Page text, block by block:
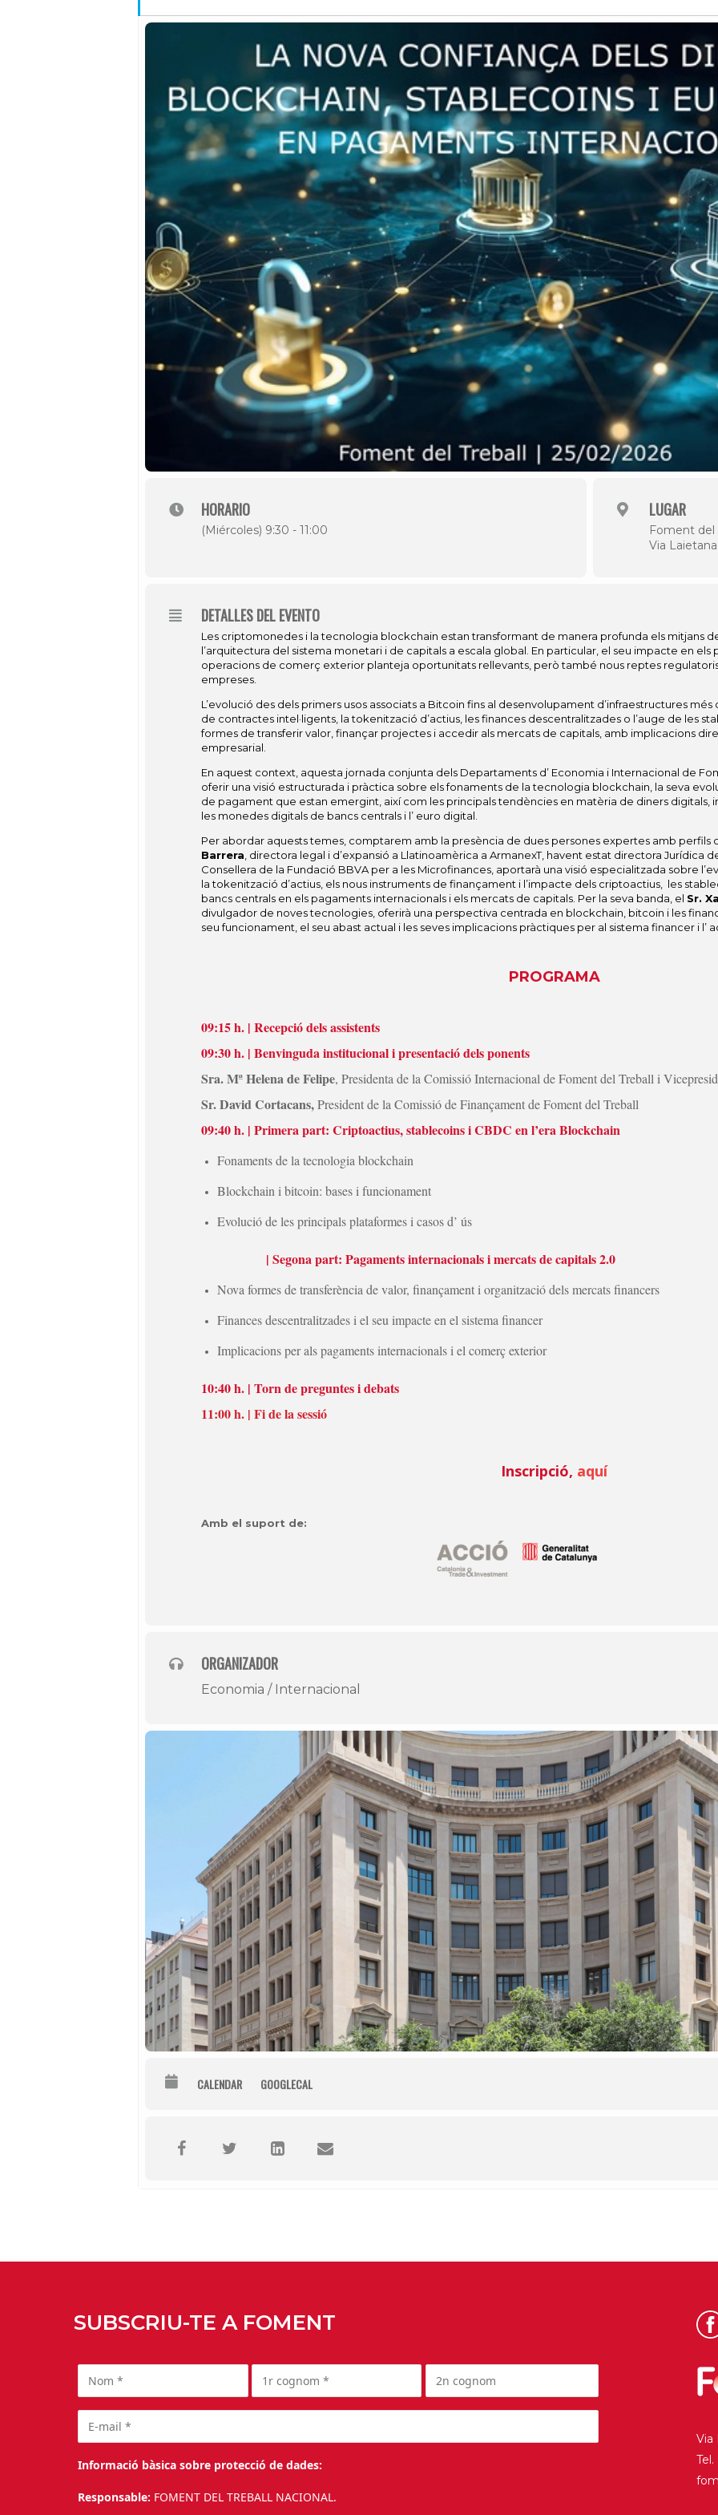
Història
Galeria de Presidents
Biblioteca Arxiu
Seu Social
HORARIO
(Miércoles) 9:30 - 11:00
LUGAR
Foment del
Via
DETALLES DEL EVENTO
Les criptomonedes i la tecnologia blockchain estan transformant de manera profunda els mitjans
l’arquitectura del sistema monetari i de capitals a escala global. En particular, el seu impacte en els
operacions de comerç exterior planteja oportunitats rellevants, però també nous reptes
empreses.
L’evolució des dels primers usos associats a Bitcoin fins al desenvolupament d’infraestructures
de contractes intel·ligents, la tokenització d’actius, les finances descentralitzades o l’auge de les
formes de transferir valor, finançar projectes i accedir als mercats de capitals, amb implicacions
empresarial.
En aquest context, aquesta jornada conjunta dels Departaments d’ Economia i Internacional de
oferir una visió estructurada i pràctica sobre els fonaments de la tecnologia blockchain, la seva
de pagament que estan emergint, així com les principals tendències en matèria de diners
les monedes digitals de bancs centrals i l’ euro digital.
Per abordar aquests temes, comptarem amb la presència de dues persones expertes amb perfils
Barrera , directora legal i d’expansió a Llatinoamèrica a ArmanexT, havent estat directora Jurídica
Consellera de la Fundació BBVA per a les Microfinances, aportarà una visió especialitzada sobre
la tokenització d’actius, els nous instruments de finançament i l’impacte dels criptoactius, les
bancs centrals en els pagaments internacionals i els mercats de capitals. Per la seva banda, el Sr.
divulgador de noves tecnologies, oferirà una perspectiva centrada en blockchain, bitcoin i les
seu funcionament, el seu abast actual i les seves implicacions pràctiques per al sistema financer i l’
PROGRAMA
09:15 h. | Recepció dels assistents
09:30 h. | Benvinguda institucional i presentació dels ponents
Sra. Mª Helena de Felipe, Presidenta de la Comissió Internacional de Foment del Treball i
Sr. David Cortacans,President de la Comissió de Finançament de Foment del Treball
09:40 h. | Primera part: Criptoactius, stablecoins i CBDC en l’era Blockchain
Fonaments de la tecnologia blockchain
Blockchain i bitcoin: bases i funcionament
Evolució de les principals plataformes i casos d’ ús
| Segona part: Pagaments internacionals i mercats de capitals 2.0
Nova formes de transferència de valor, finançament i organització dels mercats financers
Finances descentralitzades i el seu impacte en el sistema financer
Implicacions per als pagaments internacionals i el comerç exterior
10:40 h. | Torn de preguntes i debats
11:00 h. | Fi de la sessió
Inscripció, aquí
Amb el suport de:
ORGANIZADOR
Economia / Internacional
CALENDAR GOOGLECAL
SUBSCRIU-TE A FOMENT
Informació bàsica sobre protecció de dades:
Responsable: FOMENT DEL TREBALL NACIONAL.
Via